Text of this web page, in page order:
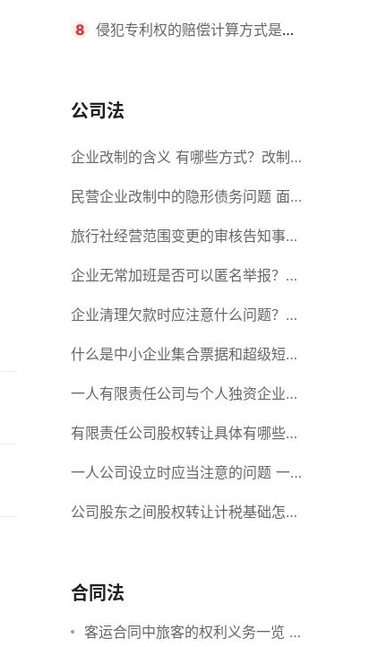
年？非专利发明人是否有专利申请
8 侵犯专利权的赔偿计算方式是什
间？
公司法
企业改制的含义 有哪些方式？改制
后国企员工属于什么性质？
民营企业改制中的隐形债务问题 面
对隐形债务问题应该如何解决？
旅行社经营范围变更的审核告知事项
旅游业的发展现状和趋势
企业无常加班是否可以匿名举报？强
制加班公司没有加班费怎么办？
企业清理欠款时应注意什么问题？企
业短期借款需要注意哪些事项？
什么是中小企业集合票据和超级短期
融资券？一起来了解一下吧！
一人有限责任公司与个人独资企业的
区别 这些知识你都知道吗？
有限责任公司股权转让具体有哪些形
式？来了解下这五种形式
一人公司设立时应当注意的问题 一
人公司的特征
公司股东之间股权转让计税基础怎么
合什么要件？
合同法
客运合同中旅客的权利义务一览 主